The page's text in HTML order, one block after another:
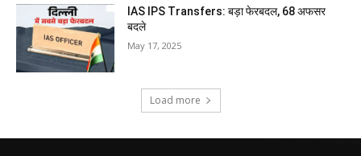
IAS IPS Transfers: बड़ा फेरबदल, 68 अफसर
बदले
May 17, 2025
Load more